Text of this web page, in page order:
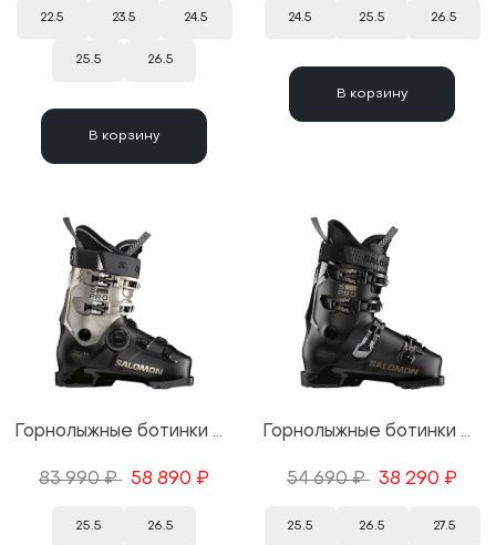
22.5 23.5 24.5
25.5 26.5
В корзину
24.5 25.5 26.5
В корзину
Горнолыжные ботинки Salomon S/Pro Delta BOA 105 W GW Black/Light Bronze Met. 25/26
83 990 ₽ 58 890 ₽
25.5 26.5
Горнолыжные ботинки Salomon S/Pro Delta 100 GW Black/Titanium Met. Pd 25/26
54 690 ₽ 38 290 ₽
25.5 26.5 27.5